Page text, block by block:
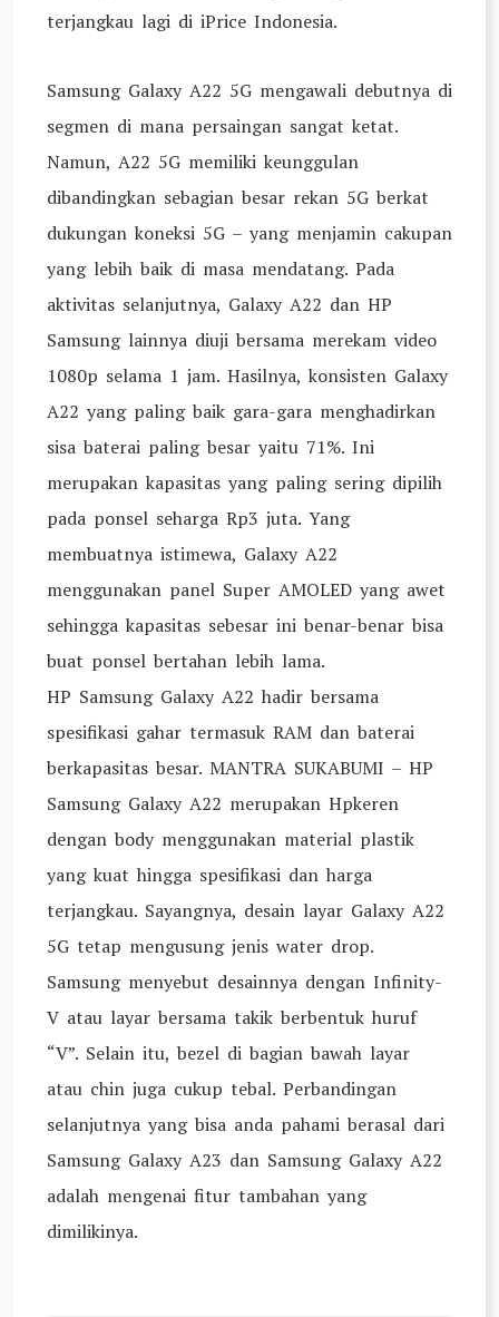
terjangkau lagi di iPrice Indonesia.
Samsung Galaxy A22 5G mengawali debutnya di
segmen di mana persaingan sangat ketat.
Namun, A22 5G memiliki keunggulan
dibandingkan sebagian besar rekan 5G berkat
dukungan koneksi 5G – yang menjamin cakupan
yang lebih baik di masa mendatang. Pada
aktivitas selanjutnya, Galaxy A22 dan HP
Samsung lainnya diuji bersama merekam video
1080p selama 1 jam. Hasilnya, konsisten Galaxy
A22 yang paling baik gara-gara menghadirkan
sisa baterai paling besar yaitu 71%. Ini
merupakan kapasitas yang paling sering dipilih
pada ponsel seharga Rp3 juta. Yang
membuatnya istimewa, Galaxy A22
menggunakan panel Super AMOLED yang awet
sehingga kapasitas sebesar ini benar-benar bisa
buat ponsel bertahan lebih lama.
HP Samsung Galaxy A22 hadir bersama
spesifikasi gahar termasuk RAM dan baterai
berkapasitas besar. MANTRA SUKABUMI – HP
Samsung Galaxy A22 merupakan Hpkeren
dengan body menggunakan material plastik
yang kuat hingga spesifikasi dan harga
terjangkau. Sayangnya, desain layar Galaxy A22
5G tetap mengusung jenis water drop.
Samsung menyebut desainnya dengan Infinity-
V atau layar bersama takik berbentuk huruf
“V”. Selain itu, bezel di bagian bawah layar
atau chin juga cukup tebal. Perbandingan
selanjutnya yang bisa anda pahami berasal dari
Samsung Galaxy A23 dan Samsung Galaxy A22
adalah mengenai fitur tambahan yang
dimilikinya.